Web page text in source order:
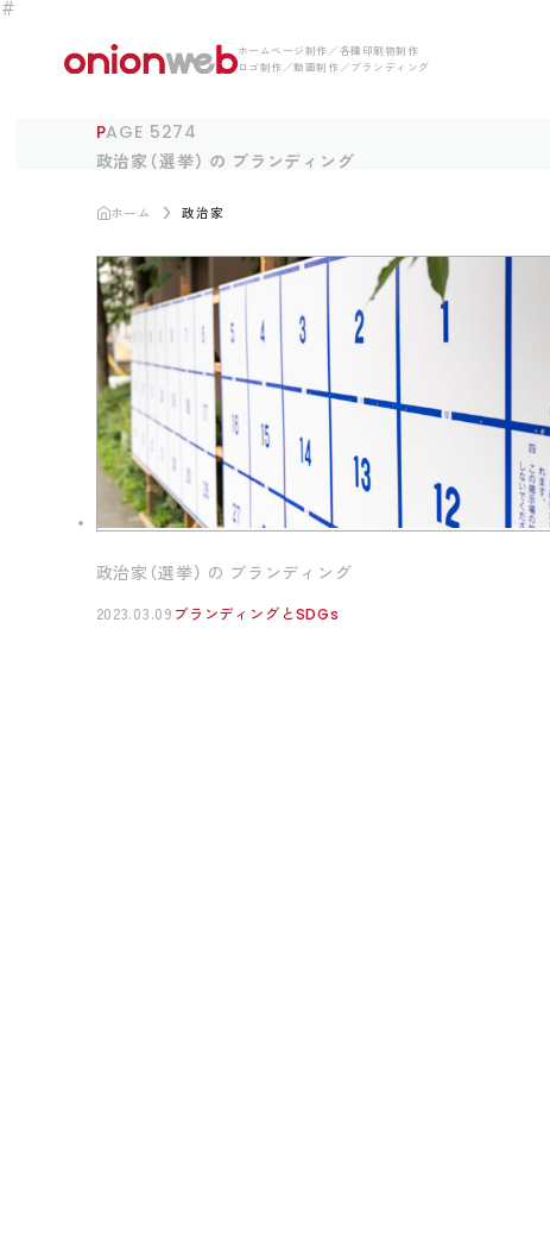
ホームページ制作／各種印刷物制作
ロゴ制作／動画制作／ブランディング
PAGE 5274
政治家（選挙） の ブランディング
ホーム 政治家
政治家（選挙） の ブランディング
2023.03.09 ブランディングとSDGs